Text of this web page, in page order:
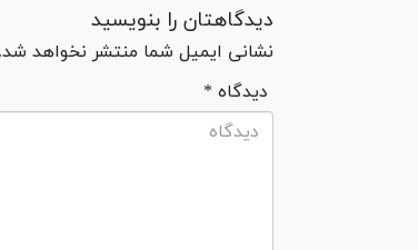
دیدگاهتان را بنویسید
نشانی ایمیل شما منتشر نخواهد
* دیدگاه